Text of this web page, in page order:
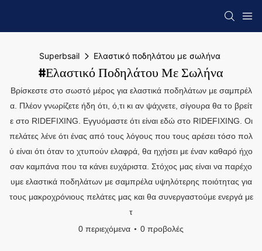
Superbsail Ελαστικό ποδηλάτου με σωλήνα
#Ελαστικό Ποδηλάτου Με Σωλήνα
Βρίσκεστε στο σωστό μέρος για ελαστικά ποδηλάτων με σαμπρέλ
α. Πλέον γνωρίζετε ήδη ότι, ό,τι κι αν ψάχνετε, σίγουρα θα το βρείτ
ε στο RIDEFIXING. Εγγυόμαστε ότι είναι εδώ στο RIDEFIXING. Οι
πελάτες λένε ότι ένας από τους λόγους που τους αρέσει τόσο πολ
ύ είναι ότι όταν το χτυπούν ελαφρά, θα ηχήσει με έναν καθαρό ήχο
σαν καμπάνα που τα κάνει ευχάριστα. Στόχος μας είναι να παρέχο
υμε ελαστικά ποδηλάτων με σαμπρέλα υψηλότερης ποιότητας για
τους μακροχρόνιους πελάτες μας και θα συνεργαστούμε ενεργά με
τ
0 περιεχόμενα
0 προβολές